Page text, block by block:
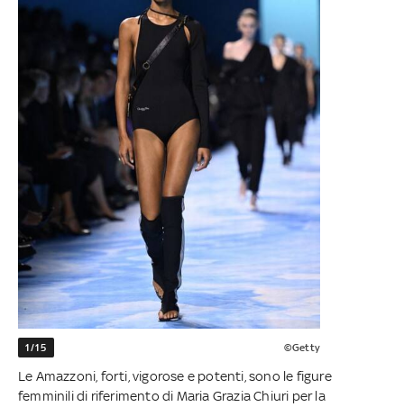
1/15 ©Getty
Le Amazzoni, forti, vigorose e potenti, sono le figure
femminili di riferimento di Maria Grazia Chiuri per la